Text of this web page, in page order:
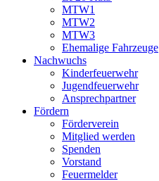
MTW1
MTW2
MTW3
Ehemalige Fahrzeuge
Nachwuchs
Kinderfeuerwehr
Jugendfeuerwehr
Ansprechpartner
Fördern
Förderverein
Mitglied werden
Spenden
Vorstand
Feuermelder